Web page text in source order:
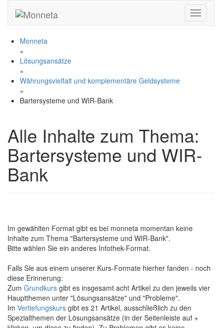
Toggle
Monneta
»
Lösungsansätze
»
Währungsvielfalt und komplementäre Geldsysteme
»
Bartersysteme und WIR-Bank
Alle Inhalte zum Thema:
Bartersysteme und WIR-
Bank
Im gewählten Format gibt es bei monneta momentan keine
Inhalte zum Thema "Bartersysteme und WIR-Bank".
Bitte wählen Sie ein anderes Infothek-Format.
Falls Sie aus einem unserer Kurs-Formate hierher fanden - noch
diese Erinnerung:
Zum Grundkurs gibt es insgesamt acht Artikel zu den jeweils vier
Hauptthemen unter "Lösungsansätze" und "Probleme".
Im Vertiefungskurs gibt es 21 Artikel, ausschließlich zu den
Spezialthemen der Lösungsansätze (in der Seitenleiste auf +